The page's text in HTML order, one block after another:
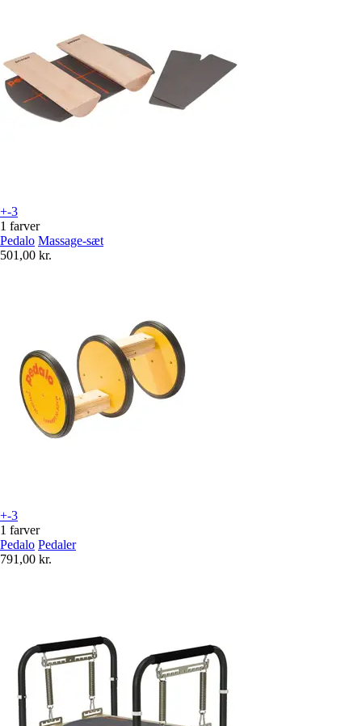
+-3
1 farver
Pedalo Massage-sæt
501,00 kr.
+-3
1 farver
Pedalo Pedaler
791,00 kr.